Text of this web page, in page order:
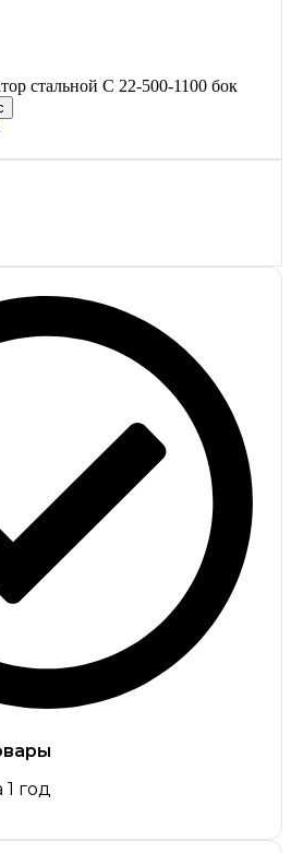
стальной С 22-500-1100 бок
год